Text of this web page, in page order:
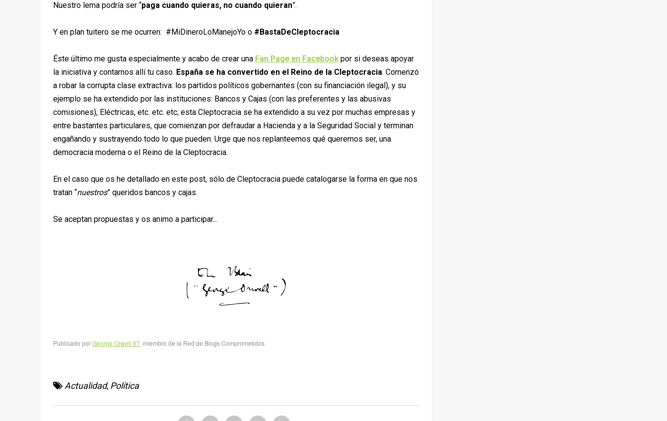
Nuestro lema podría ser “paga cuando quieras, no cuando quieran”.
Y en plan tuitero se me ocurren: #MiDineroLoManejoYo o #BastaDeCleptocracia
Éste último me gusta especialmente y acabo de crear una Fan Page en Facebookpor si deseas apoyar
la iniciativa y contarnos allí tu caso. España se ha convertido en el Reino de la Cleptocracia. Comenzó
a robar la corrupta clase extractiva: los partidos políticos gobernantes (con su financiación ilegal), y su
ejemplo se ha extendido por las instituciones: Bancos y Cajas (con las preferentes y las abusivas
comisiones), Eléctricas, etc. etc. etc; esta Cleptocracia se ha extendido a su vez por muchas empresas y
entre bastantes particulares, que comienzan por defraudar a Hacienda y a la Seguridad Social y terminan
engañando y sustrayendo todo lo que pueden. Urge que nos replanteemos qué queremos ser, una
democracia moderna o el Reino de la Cleptocracia.
En el caso que os he detallado en este post, sólo de Cleptocracia puede catalogarse la forma en que nos
tratan “nuestros” queridos bancos y cajas.
Se aceptan propuestas y os animo a participar...
Publicado porGeorge Orwell 67, miembro de la Red de Blogs Comprometidos
Actualidad, Política